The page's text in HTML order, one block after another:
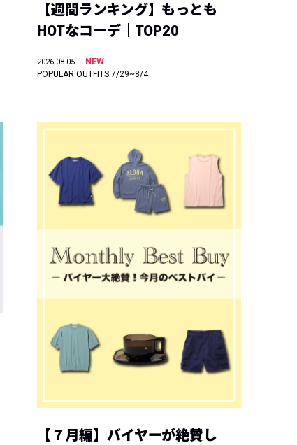
【週間ランキング】もっとも
HOTなコーデ｜TOP20
2026.08.05
NEW
POPULAR OUTFITS 7/29~8/4
【７月編】バイヤーが絶賛し